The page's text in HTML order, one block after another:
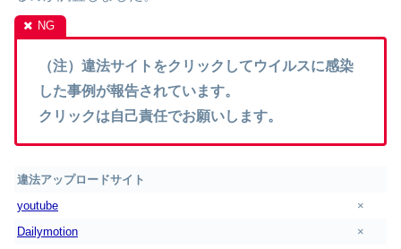
（注）違法サイトをクリックしてウイルスに感染
した事例が報告されています。
クリックは自己責任でお願いします。
違法アップロードサイト
youtube
×
Dailymotion
×